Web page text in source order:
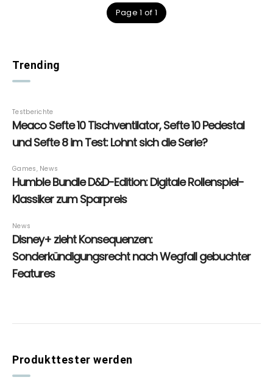
Page 1 of 1
Trending
Produkttester werden